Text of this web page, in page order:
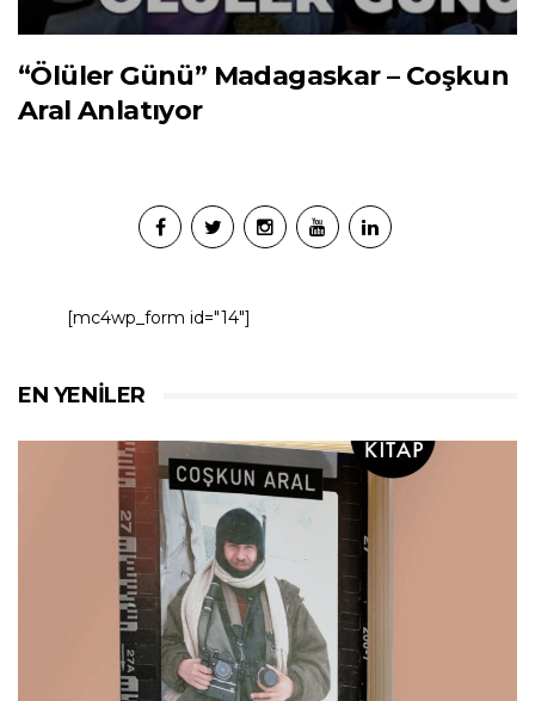
“Ölüler Günü” Madagaskar – Coşkun
Aral Anlatıyor
[mc4wp_form id="14"]
EN YENILER